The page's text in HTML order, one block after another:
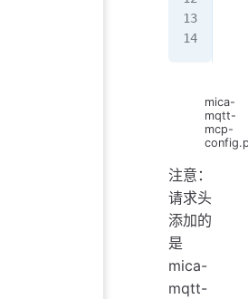
mica-
mqtt-
mcp-
注意：
请求头
添加的
是
mica-
mqtt-